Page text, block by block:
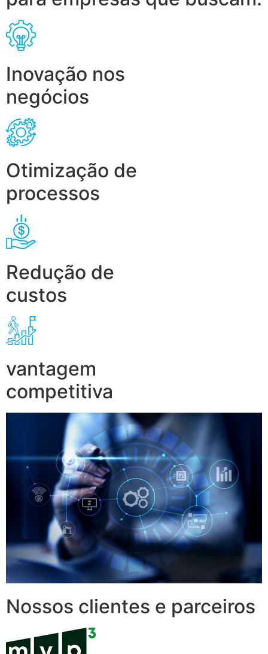
Inovação nos
negócios
Otimização de
processos
Redução de
custos
vantagem
competitiva
Nossos clientes e parceiros